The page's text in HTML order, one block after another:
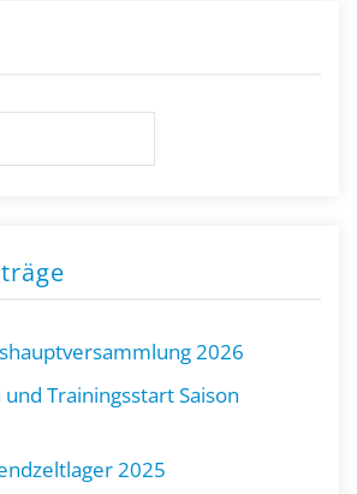
2026
Trainingsstart Saison
2025